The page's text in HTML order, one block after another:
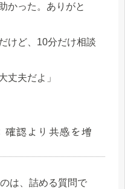
かった。ありがと
けど、10分だけ相談
丈夫だよ」
確認より共感を増
は、詰める質問で